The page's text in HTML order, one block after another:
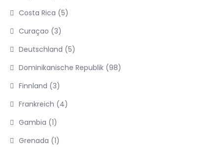
Costa Rica (5)
Curaçao (3)
Deutschland (5)
Dominikanische Republik (98)
Finnland (3)
Frankreich (4)
Gambia (1)
Grenada (1)